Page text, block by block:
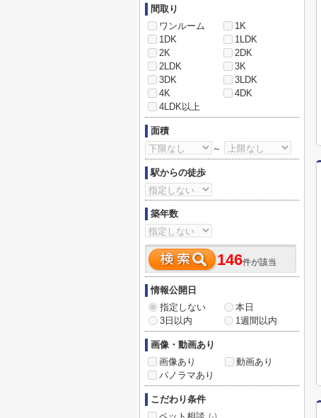
間取り
ワンルーム
1K
1DK
1LDK
2K
2DK
2LDK
3K
3DK
3LDK
4K
4DK
4LDK以上
面積
～
駅からの徒歩
築年数
146件が該当
情報公開日
指定しない
本日
3日以内
1週間以内
画像・動画あり
画像あり
動画あり
パノラマあり
こだわり条件